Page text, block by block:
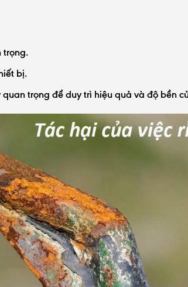
trọng.
bị.
trọng để duy trì hiệu quả và độ bền